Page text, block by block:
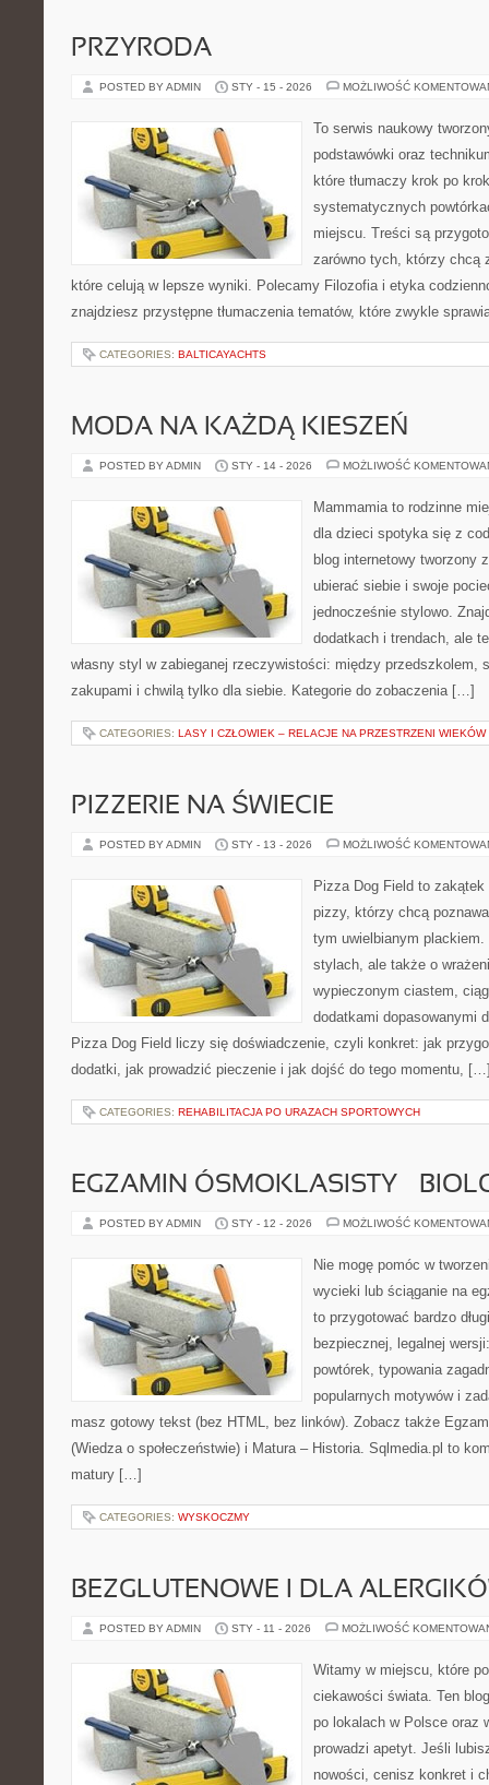
PRZYRODA
POSTED BY ADMIN STY - 15 - 2026 MOŻLIWOŚĆ
To serwis naukowy
podstawówki oraz
które tłumaczy krok po
systematycznych
miejscu. Treści są
zarówno tych, którzy chcą
które celują w lepsze wyniki. Polecamy Filozofia i etyka
znajdziesz przystępne tłumaczenia tematów, które zwykle
CATEGORIES: BALTICAYACHTS
MODA NA KAŻDĄ KIESZEŃ
POSTED BY ADMIN STY - 14 - 2026 MOŻLIWOŚĆ
Mammamia to rodzinne
dla dzieci spotyka się z
blog internetowy tworzony
ubierać siebie i swoje
jednocześnie stylowo.
dodatkach i trendach, ale
własny styl w zabieganej rzeczywistości: między przedszkolem,
zakupami i chwilą tylko dla siebie. Kategorie do zobaczenia […]
CATEGORIES: LASY I CZŁOWIEK – RELACJE NA PRZESTRZENI WIEKÓW
PIZZERIE NA ŚWIECIE
POSTED BY ADMIN STY - 13 - 2026 MOŻLIWOŚĆ
Pizza Dog Field to
pizzy, którzy chcą
tym uwielbianym
stylach, ale także o
wypieczonym ciastem,
dodatkami dopasowanymi
Pizza Dog Field liczy się doświadczenie, czyli konkret: jak
dodatki, jak prowadzić pieczenie i jak dojść do tego momentu,
CATEGORIES: REHABILITACJA PO URAZACH SPORTOWYCH
EGZAMIN ÓSMOKLASISTY –
POSTED BY ADMIN STY - 12 - 2026 MOŻLIWOŚĆ
Nie mogę pomóc w
wycieki lub ściąganie na
to przygotować bardzo
bezpiecznej, legalnej
powtórek, typowania
popularnych motywów i
masz gotowy tekst (bez HTML, bez linków). Zobacz także
(Wiedza o społeczeństwie) i Matura – Historia. Sqlmedia.pl to
matury […]
CATEGORIES: WYSKOCZMY
BEZGLUTENOWE I DLA
POSTED BY ADMIN STY - 11 - 2026 MOŻLIWOŚĆ
Witamy w miejscu, które
ciekawości świata. Ten
po lokalach w Polsce oraz
prowadzi apetyt. Jeśli
nowości, cenisz konkret i